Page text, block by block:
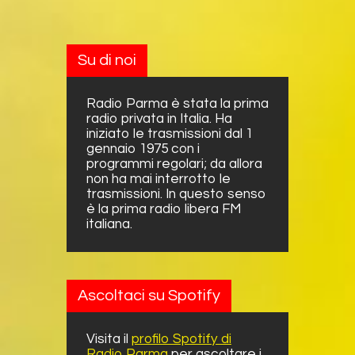
Su di noi
Radio Parma è stata la prima
radio privata in Italia. Ha
iniziato le trasmissioni dal 1
gennaio 1975 con i
programmi regolari; da allora
non ha mai interrotto le
trasmissioni. In questo senso
è la prima radio libera FM
italiana.
Ascoltaci su Spotify
Visita il profilo Spotify di